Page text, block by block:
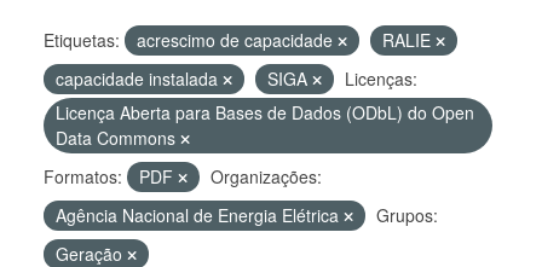
Etiquetas: acrescimo de capacidade
RALIE
capacidade instalada
SIGA
Licenças:
Licença Aberta para Bases de Dados (ODbL) do Open
Data Commons
Formatos:
PDF
Organizações:
Agência Nacional de Energia Elétrica
Grupos:
Geração